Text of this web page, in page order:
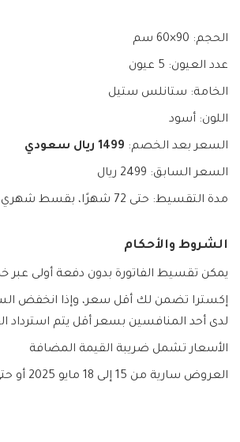
الحجم: 90×60 سم
عدد العيون: 5 عيون
الخامة: ستانلس ستيل
اللون: أسود
السعر بعد الخصم: 1499 ريال سعودي
السعر السابق: 2499 ريال
مدة التقسيط: حتى 72 شهرًا، بقسط شهري 32 ريال
الشروط والأحكام
يمكن تقسيط الفاتورة بدون دفعة أولى عبر
إكسترا تضمن لك أقل سعر، وإذا انخفض
لدى أحد المنافسين بسعر أقل يتم استرداد
الأسعار تشمل ضريبة القيمة المضافة
العروض سارية من 15 إلى 18 مايو 2025 أو حتى نفاد الكمية